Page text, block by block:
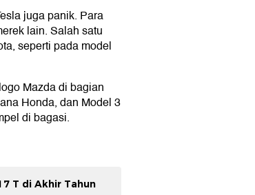
juga panik. Para
lain. Salah satu
seperti pada model
Mazda di bagian
Honda, dan Model 3
di bagasi.
T di Akhir Tahun